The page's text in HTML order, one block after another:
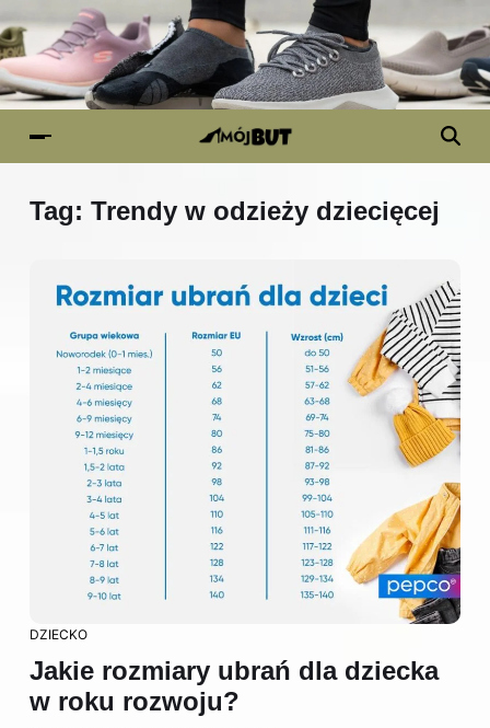
Tag: Trendy w odzieży dziecięcej
DZIECKO
Jakie rozmiary ubrań dla dziecka
w roku rozwoju?